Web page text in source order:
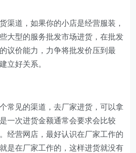
道，如果你的小店是经营服装，
大型的服务批发市场进货，在批发
议价能力，力争将批发价压到最
立好关系。
见的渠道，去厂家进货，可以拿
一次进货金额通常会要求会比较
经营网店，最好认识在厂家工作的
是在厂家工作的，这样进货就没有